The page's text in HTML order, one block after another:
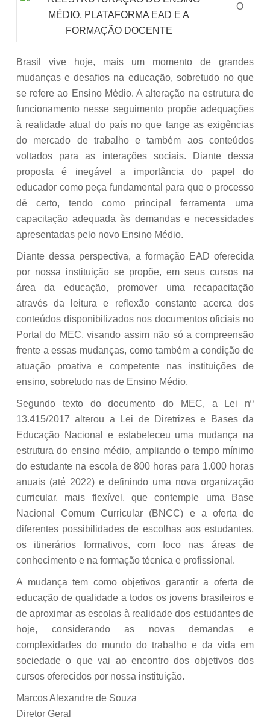
O
Brasil vive hoje, mais um momento de grandes
mudanças e desafios na educação, sobretudo no que
se refere ao Ensino Médio. A alteração na estrutura de
funcionamento nesse seguimento propõe adequações
à realidade atual do país no que tange as exigências
do mercado de trabalho e também aos conteúdos
voltados para as interações sociais. Diante dessa
proposta é inegável a importância do papel do
educador como peça fundamental para que o processo
dê certo, tendo como principal ferramenta uma
capacitação adequada às demandas e necessidades
apresentadas pelo novo Ensino Médio.
Diante dessa perspectiva, a formação EAD oferecida
por nossa instituição se propõe, em seus cursos na
área da educação, promover uma recapacitação
através da leitura e reflexão constante acerca dos
conteúdos disponibilizados nos documentos oficiais no
Portal do MEC, visando assim não só a compreensão
frente a essas mudanças, como também a condição de
atuação proativa e competente nas instituições de
ensino, sobretudo nas de Ensino Médio.
Segundo texto do documento do MEC, a Lei nº
13.415/2017 alterou a Lei de Diretrizes e Bases da
Educação Nacional e estabeleceu uma mudança na
estrutura do ensino médio, ampliando o tempo mínimo
do estudante na escola de 800 horas para 1.000 horas
anuais (até 2022) e definindo uma nova organização
curricular, mais flexível, que contemple uma Base
Nacional Comum Curricular (BNCC) e a oferta de
diferentes possibilidades de escolhas aos estudantes,
os itinerários formativos, com foco nas áreas de
conhecimento e na formação técnica e profissional.
A mudança tem como objetivos garantir a oferta de
educação de qualidade a todos os jovens brasileiros e
de aproximar as escolas à realidade dos estudantes de
hoje, considerando as novas demandas e
complexidades do mundo do trabalho e da vida em
sociedade o que vai ao encontro dos objetivos dos
cursos oferecidos por nossa instituição.
Marcos Alexandre de Souza
Diretor Geral